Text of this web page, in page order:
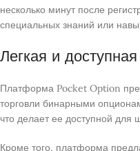
несколько минут после
специальных знаний или
Легкая и
Платформа Pocket Option
торговли бинарными
что делает ее доступной для
Кроме того, платформа